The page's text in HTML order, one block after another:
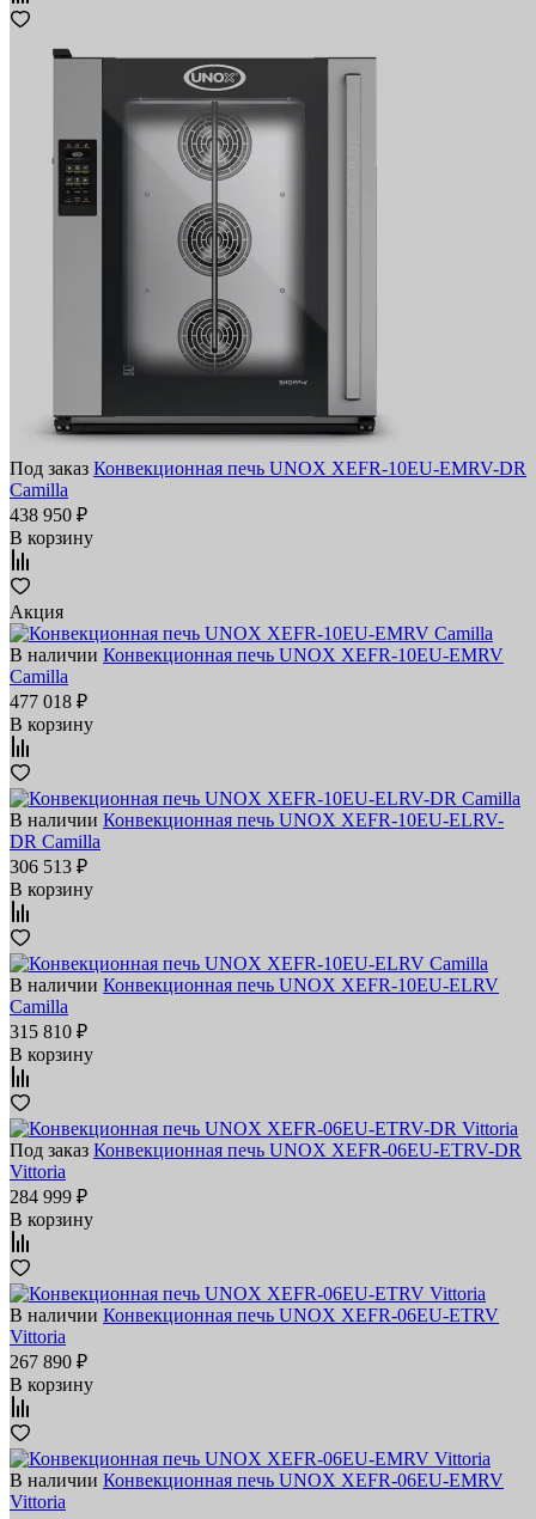
Под заказ Конвекционная печь UNOX XEFR-10EU-EMRV-DR
Camilla
438 950 ₽
В корзину
Акция
В наличии Конвекционная печь UNOX XEFR-10EU-EMRV
Camilla
477 018 ₽
В корзину
В наличии Конвекционная печь UNOX XEFR-10EU-ELRV-
DR Camilla
306 513 ₽
В корзину
В наличии Конвекционная печь UNOX XEFR-10EU-ELRV
Camilla
315 810 ₽
В корзину
Под заказ Конвекционная печь UNOX XEFR-06EU-ETRV-DR
Vittoria
284 999 ₽
В корзину
В наличии Конвекционная печь UNOX XEFR-06EU-ETRV
Vittoria
267 890 ₽
В корзину
В наличии Конвекционная печь UNOX XEFR-06EU-EMRV
Vittoria